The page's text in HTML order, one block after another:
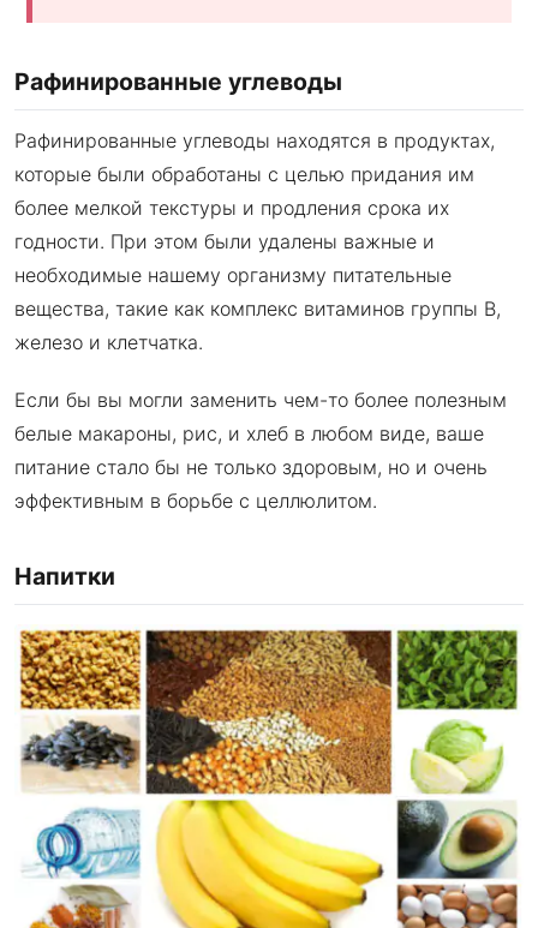
Рафинированные углеводы
Рафинированные углеводы находятся в продуктах,
которые были обработаны с целью придания им
более мелкой текстуры и продления срока их
годности. При этом были удалены важные и
необходимые нашему организму питательные
вещества, такие как комплекс витаминов группы В,
железо и клетчатка.
Если бы вы могли заменить чем-то более полезным
белые макароны, рис, и хлеб в любом виде, ваше
питание стало бы не только здоровым, но и очень
эффективным в борьбе с целлюлитом.
Напитки